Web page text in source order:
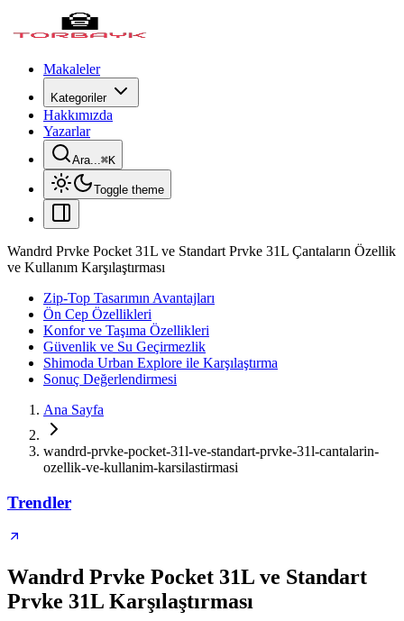
Makaleler
Kategoriler
Hakkımızda
Yazarlar
Ara...⌘K
Toggle theme
Wandrd Prvke Pocket 31L ve Standart Prvke 31L Çantaların Özellik
ve Kullanım Karşılaştırması
Zip-Top Tasarımın Avantajları
Ön Cep Özellikleri
Konfor ve Taşıma Özellikleri
Güvenlik ve Su Geçirmezlik
Shimoda Urban Explore ile Karşılaştırma
Sonuç Değerlendirmesi
Ana Sayfa
wandrd-prvke-pocket-31l-ve-standart-prvke-31l-cantalarin-
ozellik-ve-kullanim-karsilastirmasi
Trendler
Wandrd Prvke Pocket 31L ve Standart
Prvke 31L Karşılaştırması